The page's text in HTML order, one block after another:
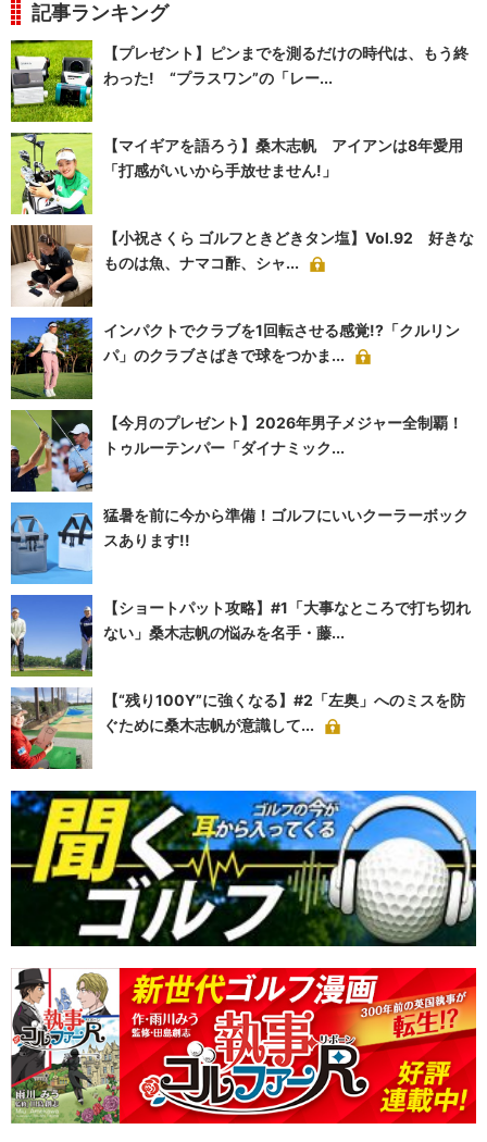
記事ランキング
【プレゼント】ピンまでを測るだけの時代は、もう終
わった! “プラスワン”の「レー...
【マイギアを語ろう】桑木志帆 アイアンは8年愛用
「打感がいいから手放せません!」
【小祝さくら ゴルフときどきタン塩】Vol.92 好きな
ものは魚、ナマコ酢、シャ...
インパクトでクラブを1回転させる感覚!?「クルリン
パ」のクラブさばきで球をつかま...
【今月のプレゼント】2026年男子メジャー全制覇！
トゥルーテンパー「ダイナミック...
猛暑を前に今から準備！ゴルフにいいクーラーボック
スあります!!
【ショートパット攻略】#1「大事なところで打ち切れ
ない」桑木志帆の悩みを名手・藤...
【“残り100Y”に強くなる】#2「左奥」へのミスを防
ぐために桑木志帆が意識して...